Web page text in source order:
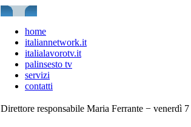
home
italiannetwork.it
italialavorotv.it
palinsesto tv
servizi
contatti
Direttore responsabile Maria Ferrante − venerdì